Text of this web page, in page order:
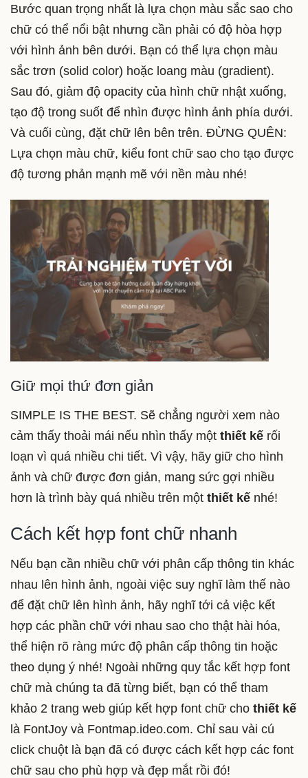
Bước quan trọng nhất là lựa chọn màu sắc sao cho
chữ có thể nổi bật nhưng cần phải có độ hòa hợp
với hình ảnh bên dưới. Bạn có thể lựa chọn màu
sắc trơn (solid color) hoặc loang màu (gradient).
Sau đó, giảm độ opacity của hình chữ nhật xuống,
tạo độ trong suốt để nhìn được hình ảnh phía dưới.
Và cuối cùng, đặt chữ lên bên trên. ĐỪNG QUÊN:
Lựa chọn màu chữ, kiểu font chữ sao cho tạo được
độ tương phản mạnh mẽ với nền màu nhé!
Giữ mọi thứ đơn giản
SIMPLE IS THE BEST. Sẽ chẳng người xem nào
cảm thấy thoải mái nếu nhìn thấy một thiết kế rối
loạn vì quá nhiều chi tiết. Vì vậy, hãy giữ cho hình
ảnh và chữ được đơn giản, mang sức gợi nhiều
hơn là trình bày quá nhiều trên một thiết kế nhé!
Cách kết hợp font chữ nhanh
Nếu bạn cần nhiều chữ với phân cấp thông tin khác
nhau lên hình ảnh, ngoài việc suy nghĩ làm thế nào
để đặt chữ lên hình ảnh, hãy nghĩ tới cả việc kết
hợp các phần chữ với nhau sao cho thật hài hóa,
thể hiện rõ ràng mức độ phân cấp thông tin hoặc
theo dụng ý nhé! Ngoài những quy tắc kết hợp font
chữ mà chúng ta đã từng biết, bạn có thể tham
khảo 2 trang web giúp kết hợp font chữ cho thiết kế
là FontJoy và Fontmap.ideo.com. Chỉ sau vài cú
click chuột là bạn đã có được cách kết hợp các font
chữ sau cho phù hợp và đẹp mắt rồi đó!